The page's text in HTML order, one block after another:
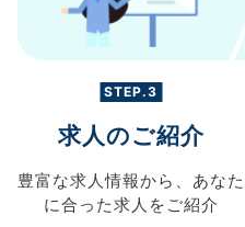
STEP.3
求人のご紹介
豊富な求人情報から、 あなた
に合った求人を ご紹介